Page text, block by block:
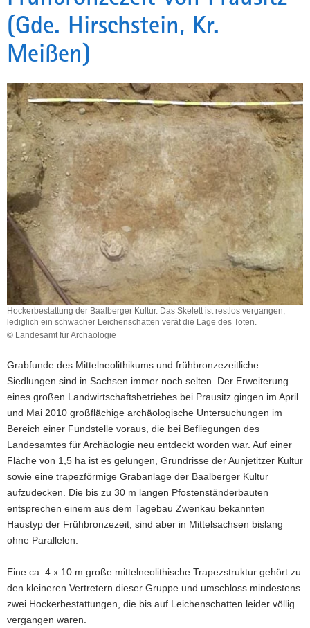
a
v
i
g
t
i
o
n
(Gde. Hirschstein, Kr.
Meißen)
Hockerbestattung der Baalberger Kultur. Das Skelett ist restlos vergangen,
lediglich ein schwacher Leichenschatten verät die Lage des Toten.
© Landesamt für Archäologie
Grabfunde des Mittelneolithikums und frühbronzezeitliche
Siedlungen sind in Sachsen immer noch selten. Der Erweiterung
eines großen Landwirtschaftsbetriebes bei Prausitz gingen im April
und Mai 2010 großflächige archäologische Untersuchungen im
Bereich einer Fundstelle voraus, die bei Befliegungen des
Landesamtes für Archäologie neu entdeckt worden war. Auf einer
Fläche von 1,5 ha ist es gelungen, Grundrisse der Aunjetitzer Kultur
sowie eine trapezförmige Grabanlage der Baalberger Kultur
aufzudecken. Die bis zu 30 m langen Pfostenständerbauten
entsprechen einem aus dem Tagebau Zwenkau bekannten
Haustyp der Frühbronzezeit, sind aber in Mittelsachsen bislang
ohne Parallelen.
Eine ca. 4 x 10 m große mittelneolithische Trapezstruktur gehört zu
den kleineren Vertretern dieser Gruppe und umschloss mindestens
zwei Hockerbestattungen, die bis auf Leichenschatten leider völlig
vergangen waren.